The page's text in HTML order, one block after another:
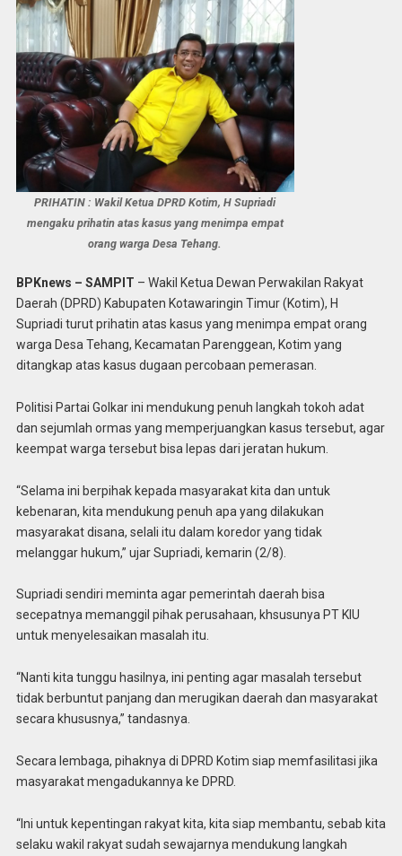
PRIHATIN : Wakil Ketua DPRD Kotim, H Supriadi
mengaku prihatin atas kasus yang menimpa empat
orang warga Desa Tehang.
BPKnews – SAMPIT – Wakil Ketua Dewan Perwakilan Rakyat
Daerah (DPRD) Kabupaten Kotawaringin Timur (Kotim), H
Supriadi turut prihatin atas kasus yang menimpa empat orang
warga Desa Tehang, Kecamatan Parenggean, Kotim yang
ditangkap atas kasus dugaan percobaan pemerasan.
Politisi Partai Golkar ini mendukung penuh langkah tokoh adat
dan sejumlah ormas yang memperjuangkan kasus tersebut, agar
keempat warga tersebut bisa lepas dari jeratan hukum.
“Selama ini berpihak kepada masyarakat kita dan untuk
kebenaran, kita mendukung penuh apa yang dilakukan
masyarakat disana, selali itu dalam koredor yang tidak
melanggar hukum,” ujar Supriadi, kemarin (2/8).
Supriadi sendiri meminta agar pemerintah daerah bisa
secepatnya memanggil pihak perusahaan, khsusunya PT KIU
untuk menyelesaikan masalah itu.
“Nanti kita tunggu hasilnya, ini penting agar masalah tersebut
tidak berbuntut panjang dan merugikan daerah dan masyarakat
secara khususnya,” tandasnya.
Secara lembaga, pihaknya di DPRD Kotim siap memfasilitasi jika
masyarakat mengadukannya ke DPRD.
“Ini untuk kepentingan rakyat kita, kita siap membantu, sebab kita
selaku wakil rakyat sudah sewajarnya mendukung langkah